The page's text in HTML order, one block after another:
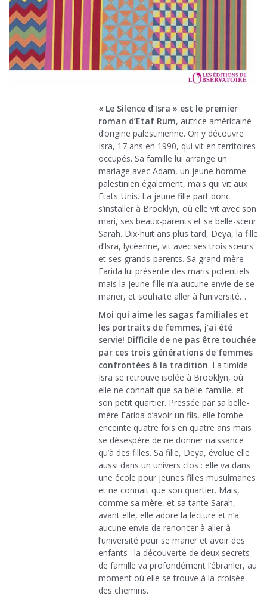
« Le Silence d’Isra » est le premier
roman d’Etaf Rum, autrice américaine
d’origine palestinienne. On y découvre
Isra, 17 ans en 1990, qui vit en territoires
occupés. Sa famille lui arrange un
mariage avec Adam, un jeune homme
palestinien également, mais qui vit aux
Etats-Unis. La jeune fille part donc
s’installer à Brooklyn, où elle vit avec son
mari, ses beaux-parents et sa belle-sœur
Sarah. Dix-huit ans plus tard, Deya, la fille
d’Isra, lycéenne, vit avec ses trois sœurs
et ses grands-parents. Sa grand-mère
Farida lui présente des maris potentiels
mais la jeune fille n’a aucune envie de se
marier, et souhaite aller à l’université…
Moi qui aime les sagas familiales et
les portraits de femmes, j’ai été
servie! Difficile de ne pas être touchée
par ces trois générations de femmes
confrontées à la tradition. La timide
Isra se retrouve isolée à Brooklyn, où
elle ne connait que sa belle-famille, et
son petit quartier. Pressée par sa belle-
mère Farida d’avoir un fils, elle tombe
enceinte quatre fois en quatre ans mais
se désespère de ne donner naissance
qu’à des filles. Sa fille, Deya, évolue elle
aussi dans un univers clos : elle va dans
une école pour jeunes filles musulmanes
et ne connait que son quartier. Mais,
comme sa mère, et sa tante Sarah,
avant elle, elle adore la lecture et n’a
aucune envie de renoncer à aller à
l’université pour se marier et avoir des
enfants : la découverte de deux secrets
de famille va profondément l’ébranler, au
moment où elle se trouve à la croisée
des chemins.